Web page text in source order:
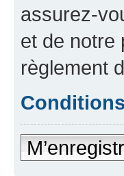
assurez-
et de notre
règlement